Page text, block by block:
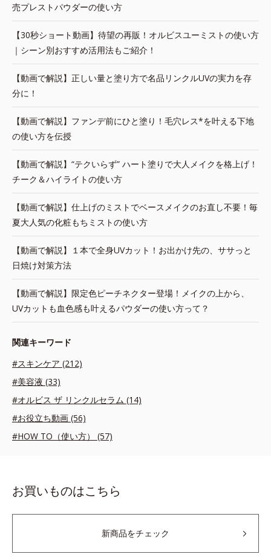
売プレストパウダーの使い方
【30秒ショート動画】待望の再販！オルビスユーミストの使い方
｜シーン別おすすめ活用法もご紹介！
【動画で解説】正しい量と塗り方で名品リンクルUVの実力を存
分に！
【動画で解説】ファンデ前にひと塗り！毛穴レス*を叶える下地
の使い方を伝授
【動画で解説】“テクいらず” ハート塗りで大人メイクを格上げ！
チーク＆ハイライトの使い方
【動画で解説】仕上げのミストでベースメイクのお直し不要！毎
夏大人気の化粧もちミストの使い方
【動画で解説】１本で全身UVカット！お出かけ先の、ササっと
日焼け対策方法
【動画で解説】限定色ピーチネクター登場！メイクの上から、
UVカットも血色感も叶えるパウダーの使い方って？
関連キーワード
#スキンケア (212)
#美容液 (33)
#オルビス ザ リンクルセラム (14)
#お役立ち動画 (56)
#HOW TO（使い方） (57)
お買いものはこちら
新商品をチェック